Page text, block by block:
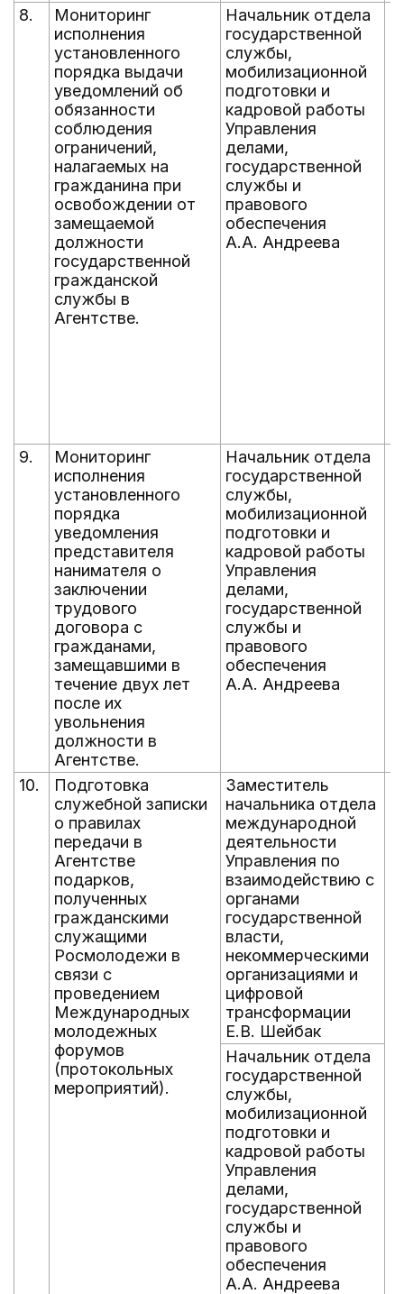
8.
Мониторинг
исполнения
установленного
порядка выдачи
уведомлений об
обязанности
соблюдения
ограничений,
налагаемых на
гражданина при
освобождении от
замещаемой
должности
государственной
гражданской
службы в
Агентстве.
Начальник отдела
государственной
службы,
мобилизационной
подготовки и
кадровой работы
Управления
делами,
государственной
службы и
правового
обеспечения
А.А. Андреева
9.
Мониторинг
исполнения
установленного
порядка
уведомления
представителя
нанимателя о
заключении
трудового
договора с
гражданами,
замещавшими в
течение двух лет
после их
увольнения
должности в
Агентстве.
Начальник отдела
государственной
службы,
мобилизационной
подготовки и
кадровой работы
Управления
делами,
государственной
службы и
правового
обеспечения
А.А. Андреева
10.
Подготовка
служебной записки
о правилах
передачи в
Агентстве
подарков,
полученных
гражданскими
служащими
Росмолодежи в
связи с
проведением
Международных
молодежных
форумов
(протокольных
мероприятий).
Заместитель
начальника отдела
международной
деятельности
Управления по
взаимодействию с
органами
государственной
власти,
некоммерческими
организациями и
цифровой
трансформации
Е.В. Шейбак
Начальник отдела
государственной
службы,
мобилизационной
подготовки и
кадровой работы
Управления
делами,
государственной
службы и
правового
обеспечения
А.А. Андреева